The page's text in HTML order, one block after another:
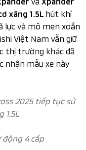
tự động
bọc ghế da màu đen,
tông màu đỏ/đen
nhiên, chất liệu da
trời nắng.